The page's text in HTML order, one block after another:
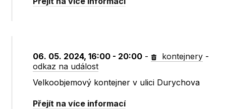
06. 05. 2024, 16:00 - 20:00 - kontejnery -
odkaz na událost
Velkoobjemový kontejner v ulici Durychova
Přejít na více informací